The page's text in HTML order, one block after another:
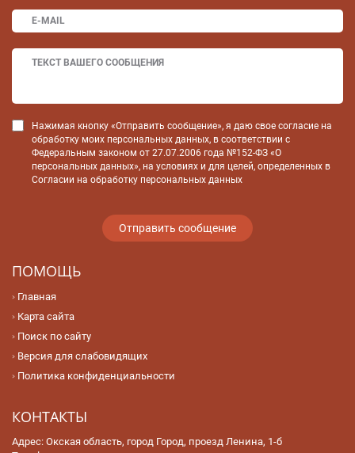
Нажимая кнопку «Отправить сообщение», я даю свое согласие на
обработку моих персональных данных, в соответствии с
Федеральным законом от 27.07.2006 года №152-ФЗ «О
персональных данных», на условиях и для целей, определенных в
Согласии на обработку персональных данных
ПОМОЩЬ
Главная
Карта сайта
Поиск по сайту
Версия для слабовидящих
Политика конфиденциальности
КОНТАКТЫ
Адрес: Окская область, город Город, проезд Ленина, 1-б